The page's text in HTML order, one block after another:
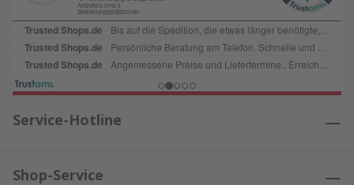
Service-Hotline
Shop-Service